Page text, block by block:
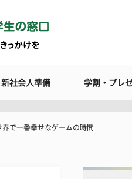
新社会人準備 学割・プレ
で一番幸せなゲームの時間